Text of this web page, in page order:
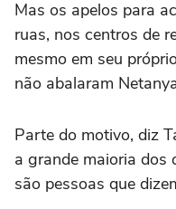
Mas os apelos para
ruas, nos centros de
mesmo em seu
não abalaram
Parte do motivo, diz
a grande maioria dos
são pessoas que